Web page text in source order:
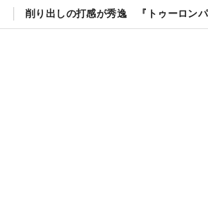
削り出しの打感が秀逸 『トゥーロンパ